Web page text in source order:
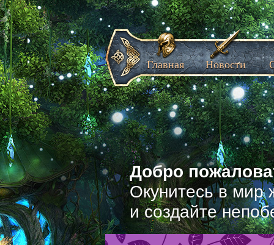
Добро
Окунитесь в мир
и создайте
Главная Новости